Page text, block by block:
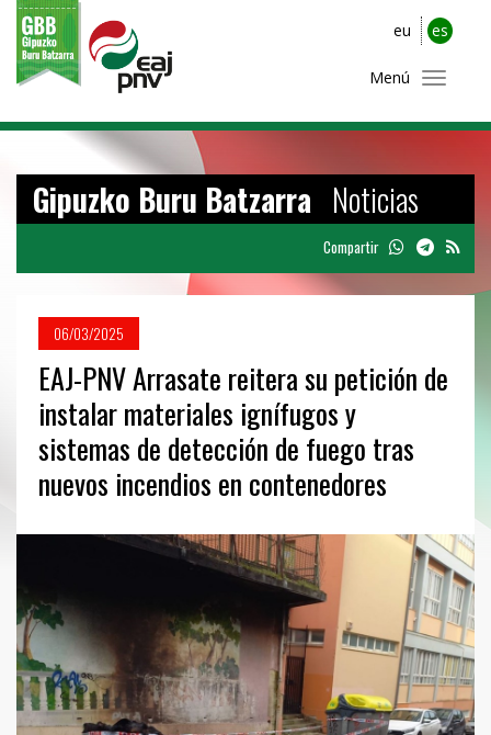
eu es
Menú
Gipuzko Buru Batzarra Noticias
Compartir
06/03/2025
EAJ-PNV Arrasate reitera su petición de
instalar materiales ignífugos y
sistemas de detección de fuego tras
nuevos incendios en contenedores